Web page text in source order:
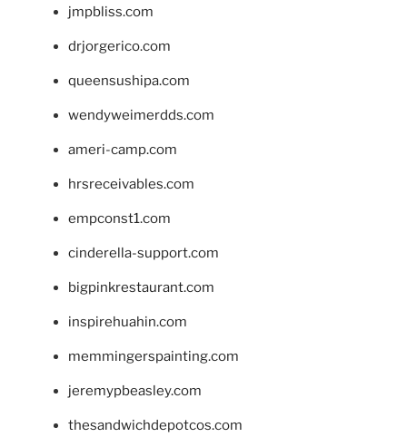
jmpbliss.com
drjorgerico.com
queensushipa.com
wendyweimerdds.com
ameri-camp.com
hrsreceivables.com
empconst1.com
cinderella-support.com
bigpinkrestaurant.com
inspirehuahin.com
memmingerspainting.com
jeremypbeasley.com
thesandwichdepotcos.com